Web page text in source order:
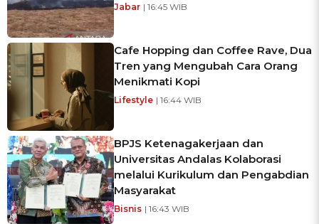
Jabar | 16:45 WIB
Cafe Hopping dan Coffee Rave, Dua
Tren yang Mengubah Cara Orang
Menikmati Kopi
Lifestyle | 16:44 WIB
BPJS Ketenagakerjaan dan
Universitas Andalas Kolaborasi
melalui Kurikulum dan Pengabdian
Masyarakat
Bisnis | 16:43 WIB